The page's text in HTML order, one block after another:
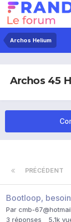
Archos Helium
Archos 45
PRÉCÉDENT
Bootloop,
Par cmb-
3 réponses 5,1k